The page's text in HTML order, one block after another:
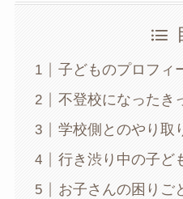
子どものプロフィ
不登校になったき
学校側とのやり取
行き渋り中の子ど
お子さんの困りご